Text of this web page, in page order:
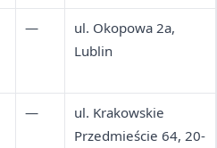
—
ul. Okopowa 2a,
Lublin
—
ul. Krakowskie
Przedmieście 64, 20-